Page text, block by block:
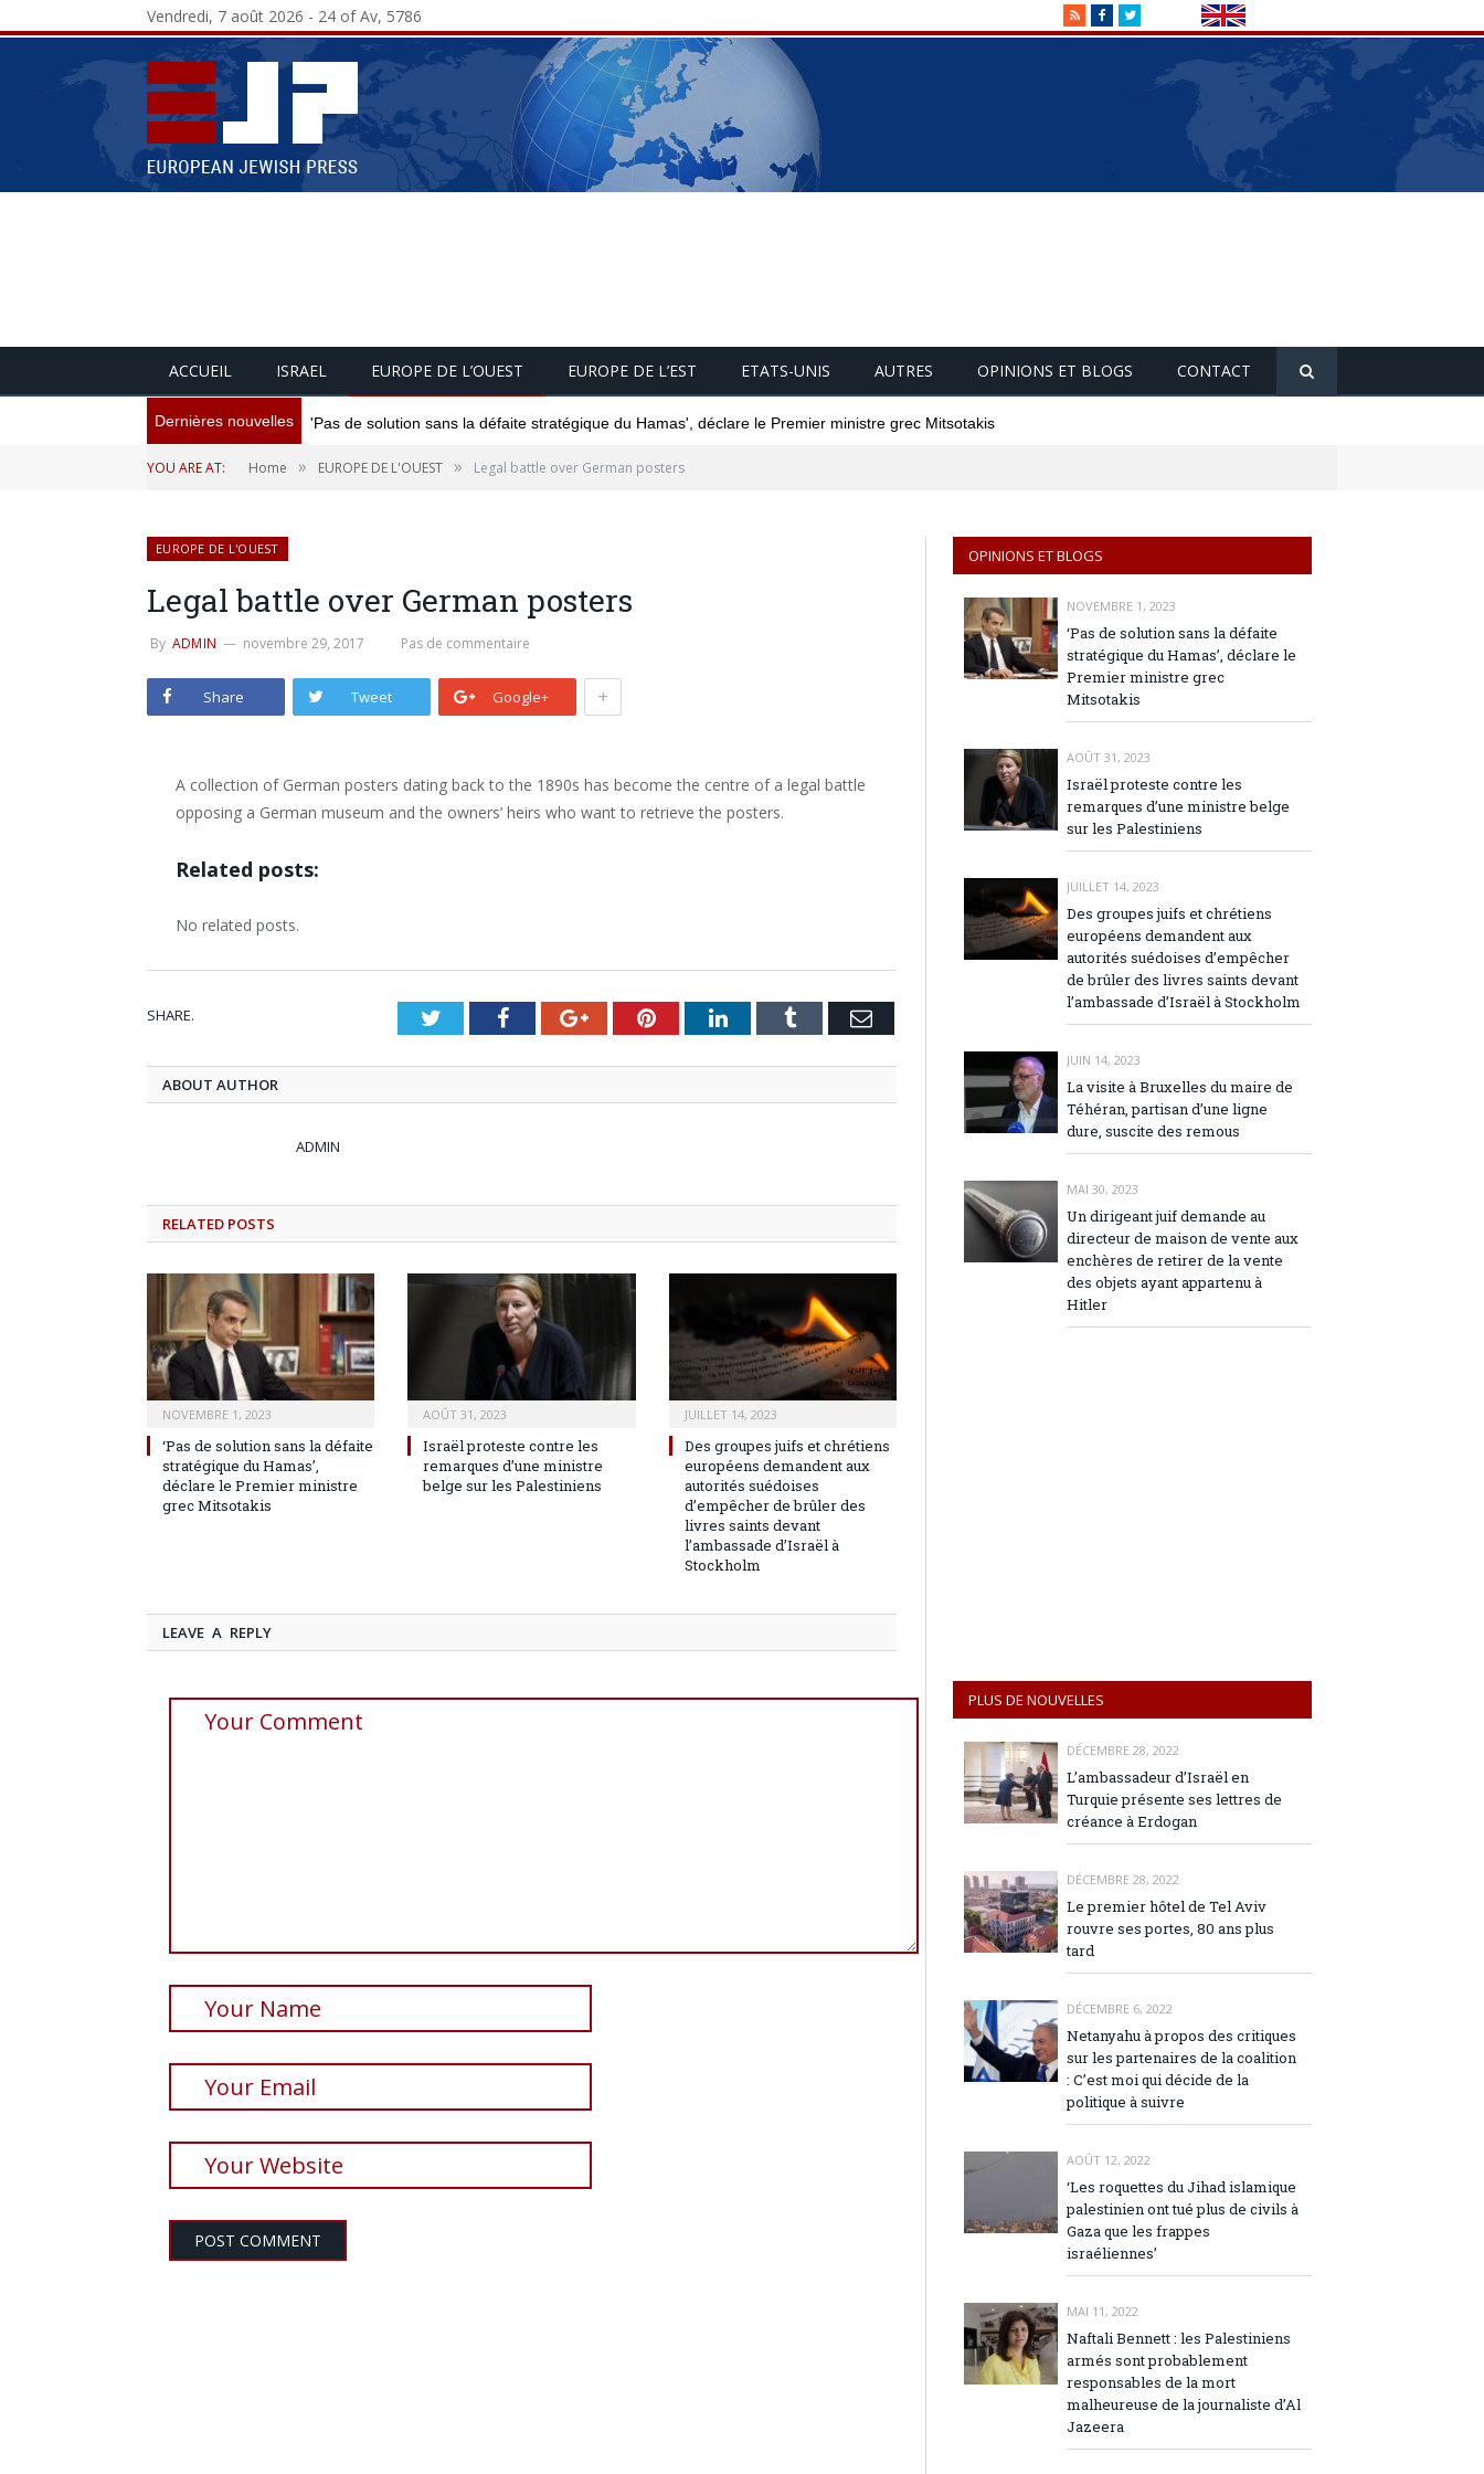
RSSFacebookTwitter
Vendredi, 7 août 2026 - 24 of Av, 5786
ACCUEIL ISRAEL EUROPE DE L’OUEST EUROPE DE L’EST ETATS-UNIS AUTRES OPINIONS ET BLOGS CONTACT
Dernières nouvelles 'Pas de solution sans la défaite stratégique du Hamas', déclare le Premier ministre grec Mitsotakis
YOU ARE AT: Home » EUROPE DE L'OUEST » Legal battle over German posters
EUROPE DE L'OUEST
Legal battle over German posters
By ADMIN novembre 29, 2017 Pas de commentaire
Share Tweet Google+ +
A collection of German posters dating back to the 1890s has become the centre of a legal battle
opposing a German museum and the owners’ heirs who want to retrieve the posters.
Related posts:
No related posts.
SHARE. TwitterFacebookGoogle+PinterestLinkedInTumblr Email
ABOUT AUTHOR
ADMIN
RELATED POSTS
NOVEMBRE 1, 2023
‘Pas de solution sans la défaite
stratégique du Hamas’,
déclare le Premier ministre
grec Mitsotakis
AOÛT 31, 2023
Israël proteste contre les
remarques d’une ministre
belge sur les Palestiniens
JUILLET 14, 2023
Des groupes juifs et chrétiens
européens demandent aux
autorités suédoises
d’empêcher de brûler des
livres saints devant
l’ambassade d’Israël à
Stockholm
LEAVE A REPLY
OPINIONS ET BLOGS
NOVEMBRE 1, 2023
‘Pas de solution sans la défaite
stratégique du Hamas’, déclare le
Premier ministre grec
Mitsotakis
AOÛT 31, 2023
Israël proteste contre les
remarques d’une ministre belge
sur les Palestiniens
JUILLET 14, 2023
Des groupes juifs et chrétiens
européens demandent aux
autorités suédoises d’empêcher
de brûler des livres saints devant
l’ambassade d’Israël à Stockholm
JUIN 14, 2023
La visite à Bruxelles du maire de
Téhéran, partisan d’une ligne
dure, suscite des remous
MAI 30, 2023
Un dirigeant juif demande au
directeur de maison de vente aux
enchères de retirer de la vente
des objets ayant appartenu à
Hitler
PLUS DE NOUVELLES
DÉCEMBRE 28, 2022
L’ambassadeur d’Israël en
Turquie présente ses lettres de
créance à Erdogan
DÉCEMBRE 28, 2022
Le premier hôtel de Tel Aviv
rouvre ses portes, 80 ans plus
tard
DÉCEMBRE 6, 2022
Netanyahu à propos des critiques
sur les partenaires de la coalition
: C’est moi qui décide de la
politique à suivre
AOÛT 12, 2022
‘Les roquettes du Jihad islamique
palestinien ont tué plus de civils à
Gaza que les frappes
israéliennes’
MAI 11, 2022
Naftali Bennett : les Palestiniens
armés sont probablement
responsables de la mort
malheureuse de la journaliste d’Al
Jazeera